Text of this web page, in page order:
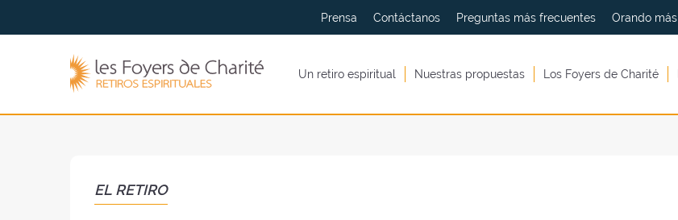
menu
contenidos
Prensa Contáctanos Preguntas más frecuentes Orando más
Un retiro espiritual Nuestras propuestas Los Foyers de Charité
EL RETIRO